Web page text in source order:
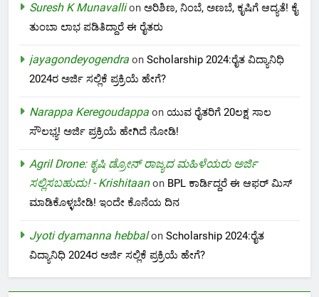
Suresh K Munavallion ಅರಿಶಿಣ, ನಿಂಬೆ, ಅಣಬೆ, ಕೃಷಿಗೆ ಆದ್ಯತೆ! ಕೈ
ತುಂಬಾ ಲಾಭ ಪಡಿತಿದ್ದಾರೆ ಈ ರೈತರು
jayagondeyogendra on Scholarship 2024:ರೈತ ವಿದ್ಯಾನಿಧಿ
2024ರ ಅರ್ಜಿ ಸಲ್ಲಿಕೆ ಪ್ರಕ್ರಿಯೆ ಹೇಗೆ?
Narappa Keregoudappa on ಯುವ ರೈತರಿಗೆ 20ಲಕ್ಷ ಸಾಲ
ಸೌಲಭ್ಯ! ಅರ್ಜಿ ಪ್ರಕ್ರಿಯೆ ಹೇಗಿದೆ ನೋಡಿ!
Agril Drone: ಕೃಷಿ ಡ್ರೋನ್ ರಾಜ್ಯದ ಮಹಿಳೆಯರು ಅರ್ಜಿ
ಸಲ್ಲಿಸಬಹುದು! - Krishitaanon BPL ಕಾರ್ಡಿದ್ದರೆ ಈ ಆಫರ್ ಮಿಸ್
ಮಾಡಿಕೊಳ್ಳಬೇಡಿ! ಇಂದೇ ಕೊನೆಯ ದಿನ
Jyoti dyamanna hebbalon Scholarship 2024:ರೈತ
ವಿದ್ಯಾನಿಧಿ 2024ರ ಅರ್ಜಿ ಸಲ್ಲಿಕೆ ಪ್ರಕ್ರಿಯೆ ಹೇಗೆ?